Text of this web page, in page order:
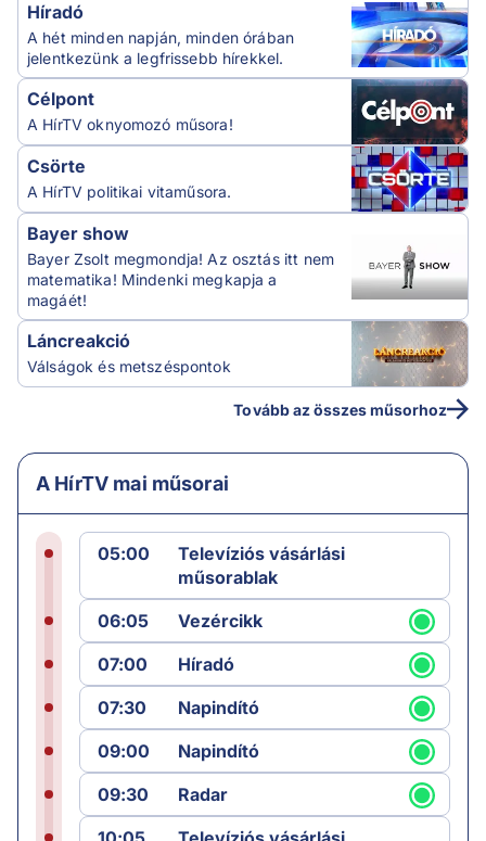
Híradó
A hét minden napján, minden órában
jelentkezünk a legfrissebb hírekkel.
Célpont
A HírTV oknyomozó műsora!
Csörte
A HírTV politikai vitaműsora.
Bayer show
Bayer Zsolt megmondja! Az osztás itt nem
matematika! Mindenki megkapja a
magáét!
Láncreakció
Válságok és metszéspontok
Tovább az összes műsorhoz
A HírTV mai műsorai
05:00
Televíziós vásárlási
műsorablak
06:05
Vezércikk
07:00
Híradó
07:30
Napindító
09:00
Napindító
09:30
Radar